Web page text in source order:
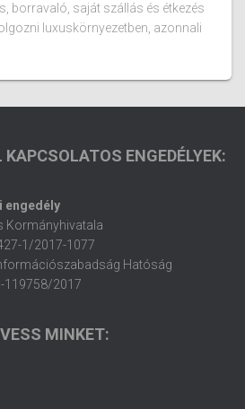
borravaló, saját szállás és étkezés
luxuskörnyezetben, azonnali
KAPCSOLATOS ENGEDÉLYEK:
engedély
Kormányhivatala
1/2017-1077
Hatóság
119758/2017
MINKET: